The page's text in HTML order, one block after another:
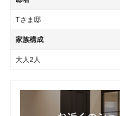
Tさま邸
家族構成
大人2人